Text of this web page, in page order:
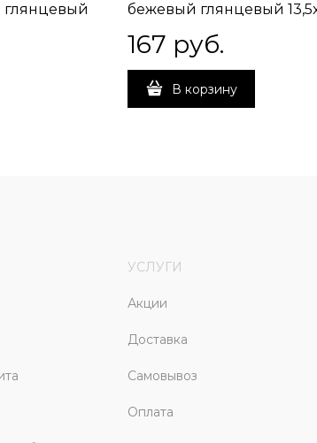
бежевый глянцевый
167 руб.
В корзину
УСЛУГИ
Акции
Доставка
Самовывоз
Оплата